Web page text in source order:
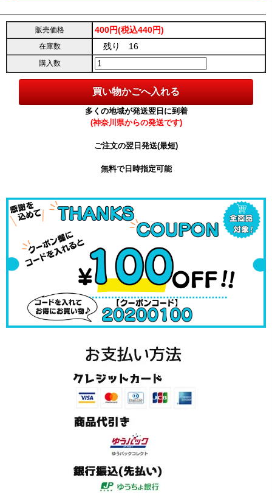
販売価格 400円(税込440円)
在庫数 残り 16
購入数
多くの地域が発送翌日に到着
(神奈川県からの発送です)
ご注文の翌日発送(最短)
無料で日時指定可能